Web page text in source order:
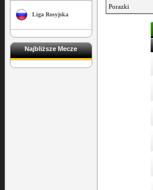
Liga Rosyjska
Najbliższe Mecze
Porazki